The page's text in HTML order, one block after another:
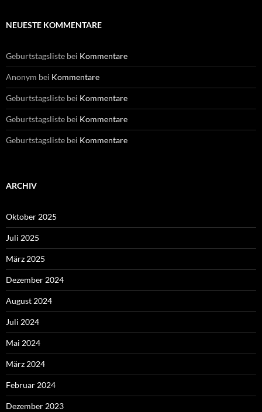
NEUESTE KOMMENTARE
Geburtstagsliste bei Kommentare
Anonym bei Kommentare
Geburtstagsliste bei Kommentare
Geburtstagsliste bei Kommentare
Geburtstagsliste bei Kommentare
ARCHIV
Oktober 2025
Juli 2025
März 2025
Dezember 2024
August 2024
Juli 2024
Mai 2024
März 2024
Februar 2024
Dezember 2023